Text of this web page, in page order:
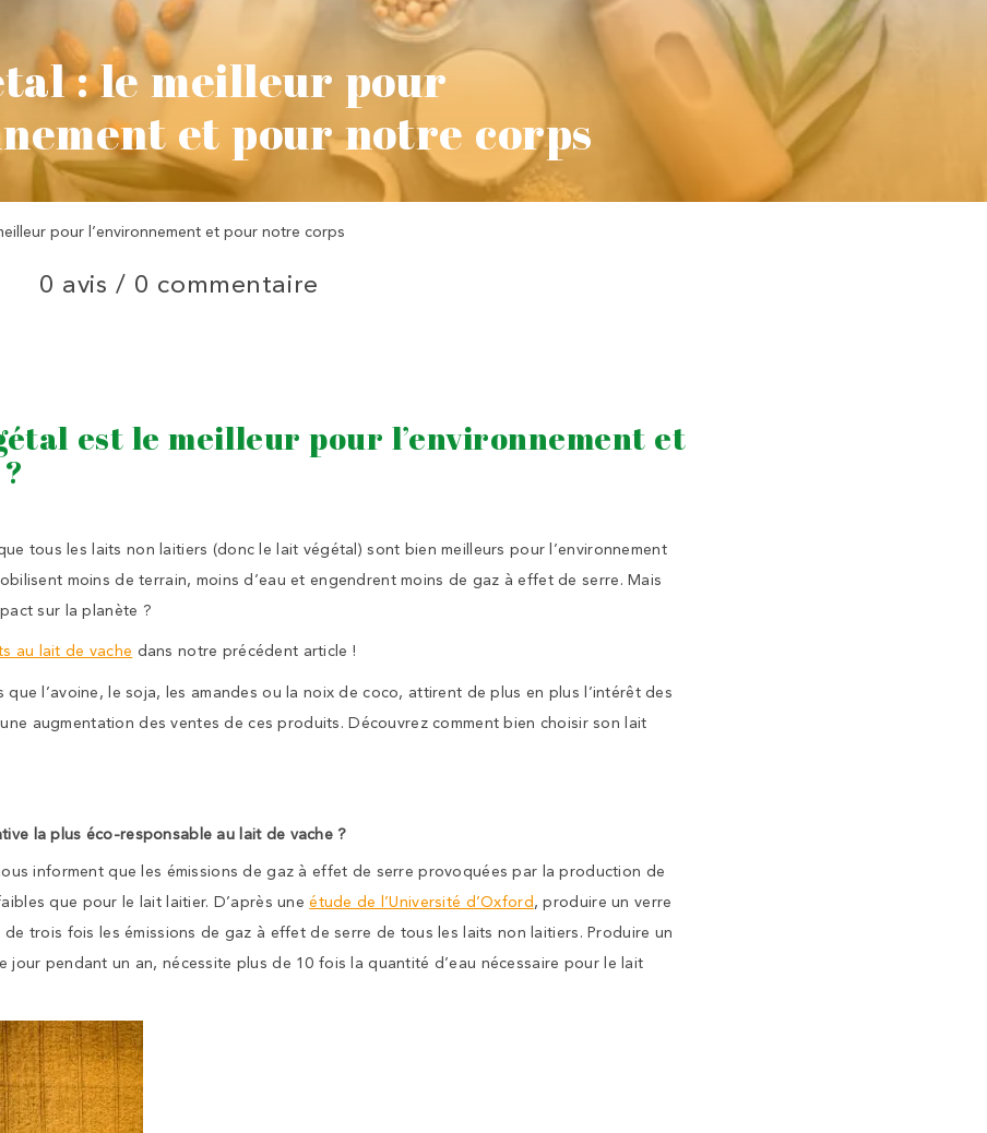
: le meilleur pour
et pour notre corps
pour l’environnement et pour notre corps
0 avis / 0 commentaire
est le meilleur pour l’environnement et
tous les laits non laitiers (donc le lait végétal) sont bien meilleurs pour l’environnement
moins de terrain, moins d’eau et engendrent moins de gaz à effet de serre. Mais
sur la planète ?
au lait de vache dans notre précédent article !
l’avoine, le soja, les amandes ou la noix de coco, attirent de plus en plus l’intérêt des
augmentation des ventes de ces produits. Découvrez comment bien choisir son lait
la plus éco-responsable au lait de vache ?
informent que les émissions de gaz à effet de serre provoquées par la production de
que pour le lait laitier. D’après uneétude de l’Université d’Oxford, produire un verre
trois fois les émissions de gaz à effet de serre de tous les laits non laitiers. Produire un
jour pendant un an, nécessite plus de 10 fois la quantité d’eau nécessaire pour le lait